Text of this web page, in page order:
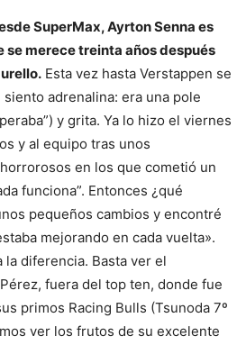
SuperMax, Ayrton Senna es
se merece treinta años después
Esta vez hasta Verstappen se
adrenalina: era una pole
y grita. Ya lo hizo el viernes
y al equipo tras unos
en los que cometió un
funciona”. Entonces ¿qué
pequeños cambios y encontré
mejorando en cada vuelta».
la diferencia. Basta ver el
fuera del top ten, donde fue
primos Racing Bulls (Tsunoda 7º
ver los frutos de su excelente